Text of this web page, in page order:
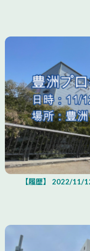
【履歴】 2022/11/